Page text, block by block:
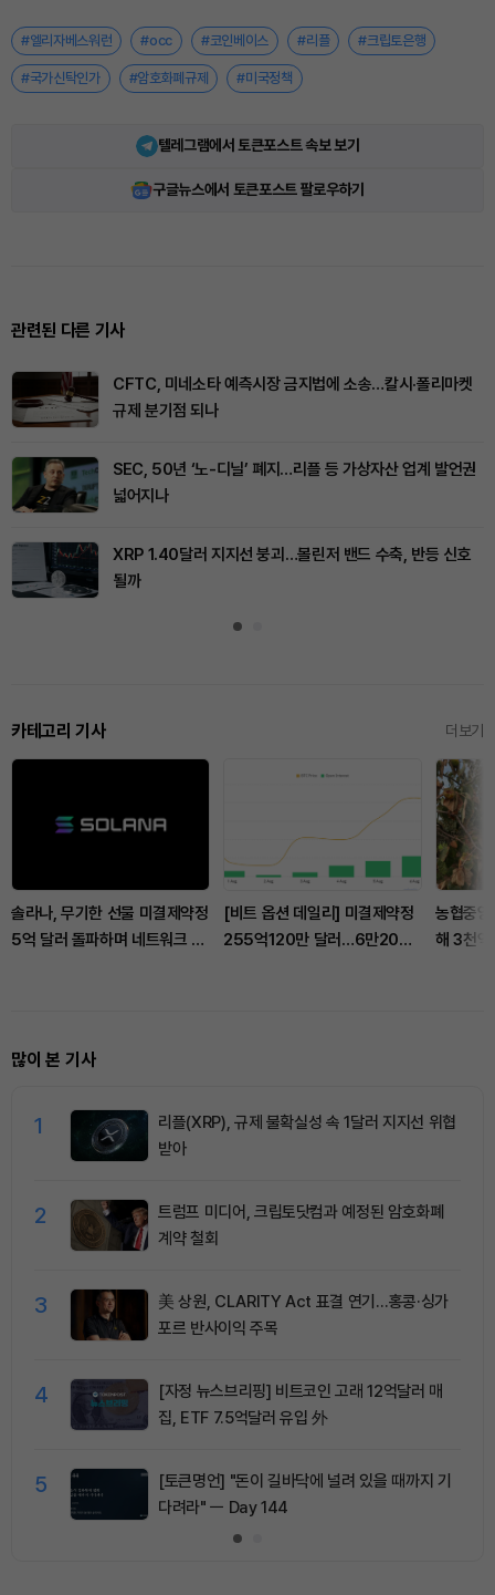
#엘리자베스워런 #occ #코인베이스 #리플 #크립토은행
#국가신탁인가 #암호화폐규제 #미국정책
텔레그램에서 토큰포스트 속보 보기
구글뉴스에서 토큰포스트 팔로우하기
관련된 다른 기사
CFTC, 미네소타 예측시장 금지법에 소송…칼시·폴리마켓
규제 분기점 되나
SEC, 50년 ‘노-디닐’ 폐지…리플 등 가상자산 업계 발언권
넓어지나
XRP 1.40달러 지지선 붕괴…볼린저 밴드 수축, 반등 신호
될까
카테고리 기사 더보기
솔라나, 무기한 선물 미결제약정
5억 달러 돌파하며 네트워크 업
[비트 옵션 데일리] 미결제약정
255억120만 달러…6만2000
농협중앙
해 3천억
많이 본 기사
1
리플(XRP), 규제 불확실성 속 1달러 지지선 위협
받아
2
트럼프 미디어, 크립토닷컴과 예정된 암호화폐
계약 철회
3
美 상원, CLARITY Act 표결 연기…홍콩·싱가
포르 반사이익 주목
4
[자정 뉴스브리핑] 비트코인 고래 12억달러 매
집, ETF 7.5억달러 유입 外
5
[토큰명언] "돈이 길바닥에 널려 있을 때까지 기
다려라" ㅡ Day 144